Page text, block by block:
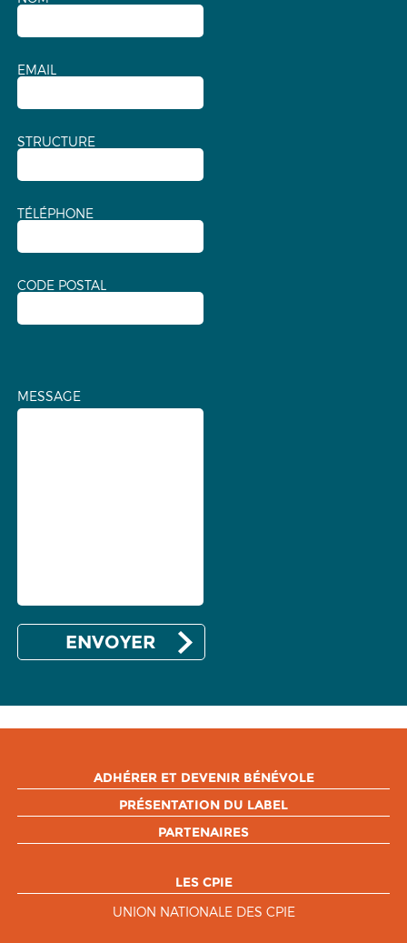
EMAIL
STRUCTURE
TÉLÉPHONE
CODE POSTAL
MESSAGE
ADHÉRER ET DEVENIR BÉNÉVOLE
PRÉSENTATION DU LABEL
PARTENAIRES
LES CPIE
UNION NATIONALE DES CPIE